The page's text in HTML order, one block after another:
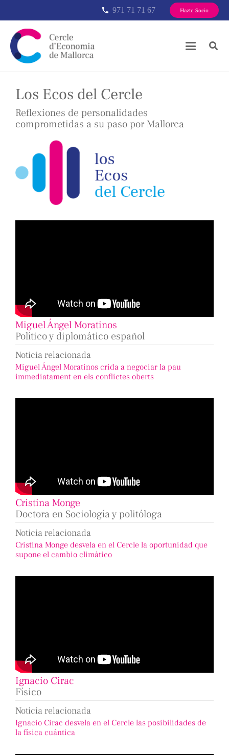
phone 971 71 71 67 Hazte Socio
Los Ecos del Cercle
Reflexiones de personalidades
comprometidas a su paso por Mallorca
Miguel Ángel Moratinos
Político y diplomático español
Noticia relacionada
Miguel Ángel Moratinos crida a negociar la pau
immediatament en els conflictes oberts
Cristina Monge
Doctora en Sociología y politóloga
Noticia relacionada
Cristina Monge desvela en el Cercle la oportunidad que
supone el cambio climático
Ignacio Cirac
Físico
Noticia relacionada
Ignacio Cirac desvela en el Cercle las posibilidades de
la física cuántica